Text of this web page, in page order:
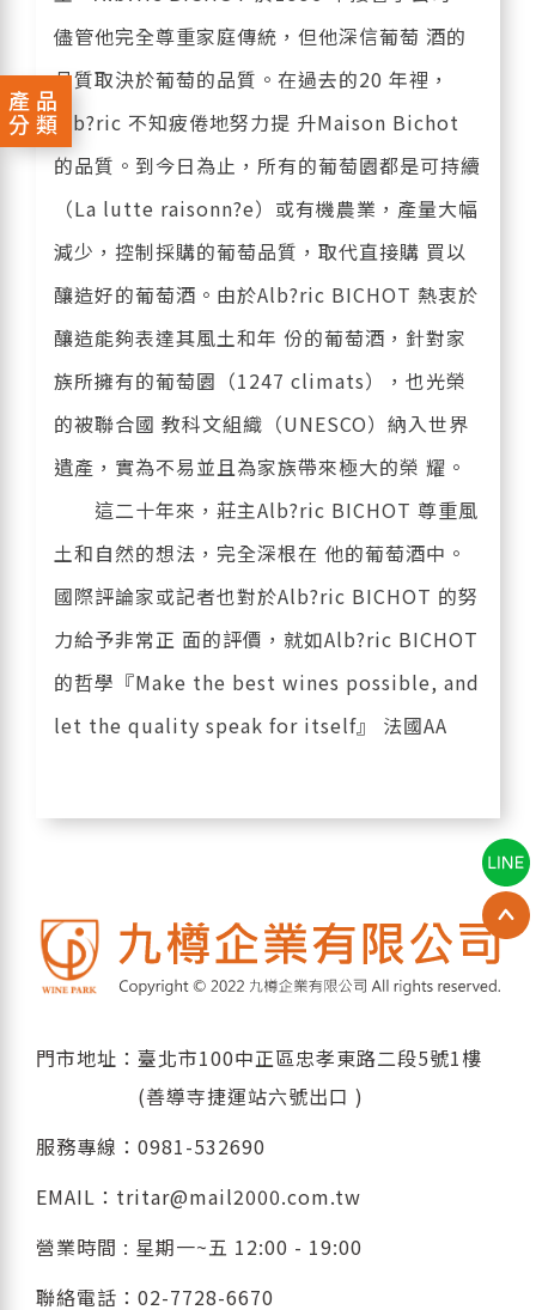
產品
分類
儘管他完全尊重家庭傳統，但他深信葡萄 酒的
品質取決於葡萄的品質。在過去的20 年裡，
Alb?ric 不知疲倦地努力提 升Maison Bichot
的品質。到今日為止，所有的葡萄園都是可持續
（La lutte raisonn?e）或有機農業，產量大幅
減少，控制採購的葡萄品質，取代直接購 買以
釀造好的葡萄酒。由於Alb?ric BICHOT 熱衷於
釀造能夠表達其風土和年 份的葡萄酒，針對家
族所擁有的葡萄園（1247 climats），也光榮
的被聯合國 教科文組織（UNESCO）納入世界
遺產，實為不易並且為家族帶來極大的榮 耀。
這二十年來，莊主Alb?ric BICHOT 尊重風
土和自然的想法，完全深根在 他的葡萄酒中。
國際評論家或記者也對於Alb?ric BICHOT 的努
力給予非常正 面的評價，就如Alb?ric BICHOT
的哲學『Make the best wines possible, and
let the quality speak for itself』 法國AA
門市地址：臺北市100中正區忠孝東路二段5號1樓
(善導寺捷運站六號出口 )
服務專線： 0981-532690
EMAIL： tritar@mail2000.com.tw
營業時間 : 星期一~五 12:00 - 19:00
聯絡電話： 02-7728-6670